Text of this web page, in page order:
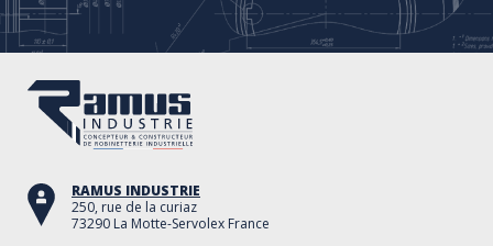
RAMUS INDUSTRIE
250, rue de la curiaz
73290 La Motte-Servolex France